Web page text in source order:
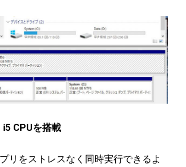
i5 CPUを搭載
リをストレスなく同時実行できるよ